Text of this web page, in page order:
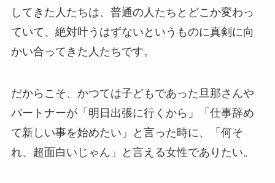
してきた人たちは、普通の人たちとどこか変わっ
ていて、絶対叶うはずないというものに真剣に向
かい合ってきた人たちです。
だからこそ、かつては子どもであった旦那さんや
パートナーが「明日出張に行くから」「仕事辞め
て新しい事を始めたい」と言った時に、「何そ
れ、超面白いじゃん」と言える女性でありたい。